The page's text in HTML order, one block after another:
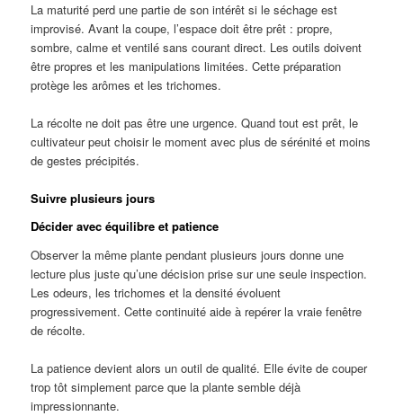
La maturité perd une partie de son intérêt si le séchage est
improvisé. Avant la coupe, l’espace doit être prêt : propre,
sombre, calme et ventilé sans courant direct. Les outils doivent
être propres et les manipulations limitées. Cette préparation
protège les arômes et les trichomes.
La récolte ne doit pas être une urgence. Quand tout est prêt, le
cultivateur peut choisir le moment avec plus de sérénité et moins
de gestes précipités.
Suivre plusieurs jours
Décider avec équilibre et patience
Observer la même plante pendant plusieurs jours donne une
lecture plus juste qu’une décision prise sur une seule inspection.
Les odeurs, les trichomes et la densité évoluent
progressivement. Cette continuité aide à repérer la vraie fenêtre
de récolte.
La patience devient alors un outil de qualité. Elle évite de couper
trop tôt simplement parce que la plante semble déjà
impressionnante.